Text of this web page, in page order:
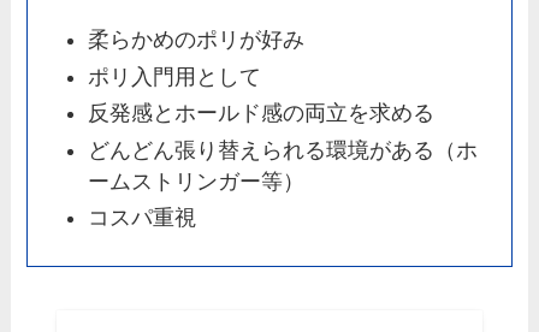
柔らかめのポリが好み
ポリ入門用として
反発感とホールド感の両立を求める
どんどん張り替えられる環境がある（ホ
ームストリンガー等）
コスパ重視